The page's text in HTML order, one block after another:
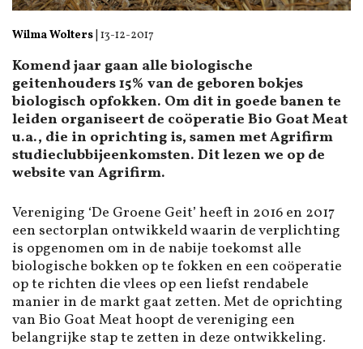
Wilma Wolters 13-12-2017
Komend jaar gaan alle biologische
geitenhouders 15% van de geboren bokjes
biologisch opfokken. Om dit in goede banen te
leiden organiseert de coöperatie Bio Goat Meat
u.a., die in oprichting is, samen met Agrifirm
studieclubbijeenkomsten. Dit lezen we op de
website van Agrifirm.
Vereniging ‘De Groene Geit’ heeft in 2016 en 2017
een sectorplan ontwikkeld waarin de verplichting
is opgenomen om in de nabije toekomst alle
biologische bokken op te fokken en een coöperatie
op te richten die vlees op een liefst rendabele
manier in de markt gaat zetten. Met de oprichting
van Bio Goat Meat hoopt de vereniging een
belangrijke stap te zetten in deze ontwikkeling.